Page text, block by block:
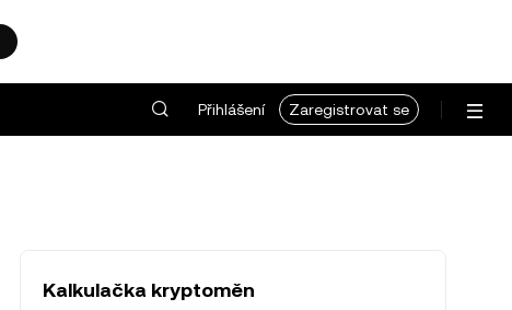
Přihlášení Zaregistrovat se
Kalkulačka kryptoměn